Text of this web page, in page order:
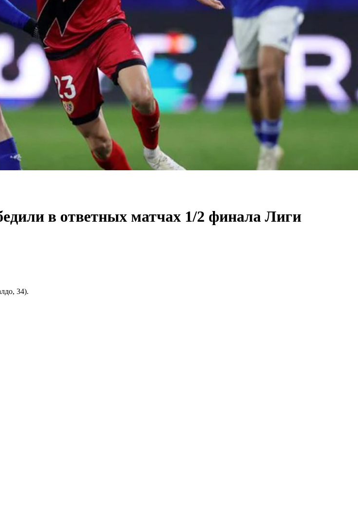
в ответных матчах 1/2 финала Лиги
34).